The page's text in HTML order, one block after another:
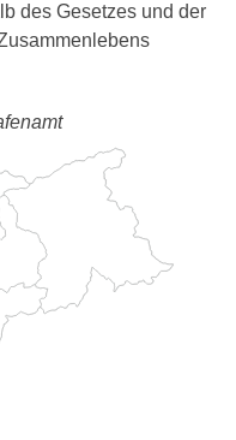
des Gesetzes und der